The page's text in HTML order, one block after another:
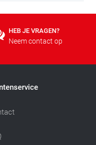
HEB JE VRAGEN?
Neem contact op